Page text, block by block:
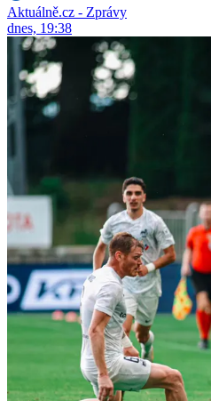
Aktuálně.cz - Zprávy
dnes, 19:38